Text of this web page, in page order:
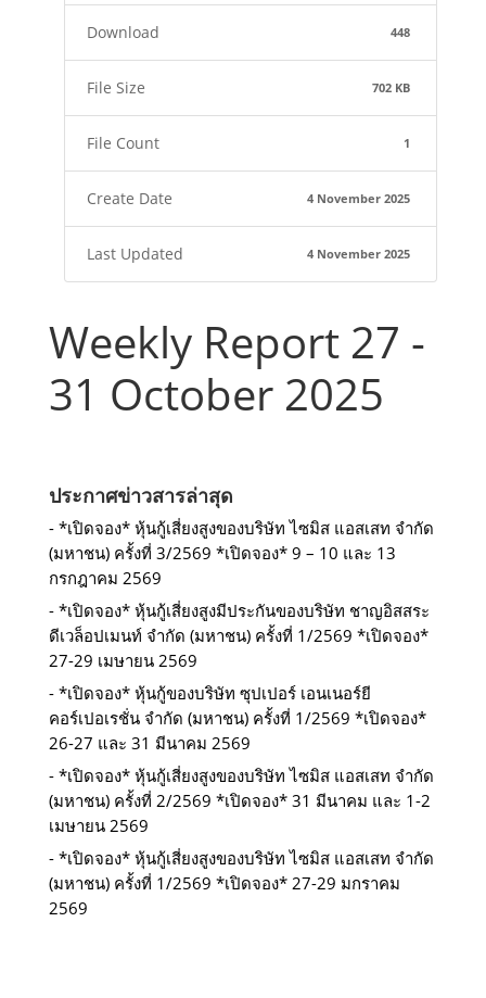
Download 448
File Size 702 KB
File Count 1
Create Date 4 November 2025
Last Updated 4 November 2025
Weekly Report 27 -
31 October 2025
ประกาศข่าวสารล่าสุด
*เปิดจอง* หุ้นกู้เสี่ยงสูงของบริษัท ไซมิส แอสเสท จำกัด
(มหาชน) ครั้งที่ 3/2569 *เปิดจอง* 9 – 10 และ 13
กรกฎาคม 2569
*เปิดจอง* หุ้นกู้เสี่ยงสูงมีประกันของบริษัท ชาญอิสสระ
ดีเวล็อปเมนท์ จำกัด (มหาชน) ครั้งที่ 1/2569 *เปิดจอง*
27-29 เมษายน 2569
*เปิดจอง* หุ้นกู้ของบริษัท ซุปเปอร์ เอนเนอร์ยี
คอร์เปอเรชั่น จำกัด (มหาชน) ครั้งที่ 1/2569 *เปิดจอง*
26-27 และ 31 มีนาคม 2569
*เปิดจอง* หุ้นกู้เสี่ยงสูงของบริษัท ไซมิส แอสเสท จำกัด
(มหาชน) ครั้งที่ 2/2569 *เปิดจอง* 31 มีนาคม และ 1-2
เมษายน 2569
*เปิดจอง* หุ้นกู้เสี่ยงสูงของบริษัท ไซมิส แอสเสท จำกัด
(มหาชน) ครั้งที่ 1/2569 *เปิดจอง* 27-29 มกราคม
2569